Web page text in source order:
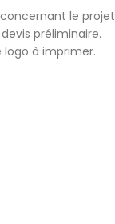
le projet
préliminaire.
logo à imprimer.